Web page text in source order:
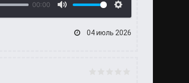
00:00
04 июль 2026